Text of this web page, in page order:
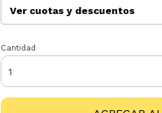
Ver cuotas y descuentos
Cantidad